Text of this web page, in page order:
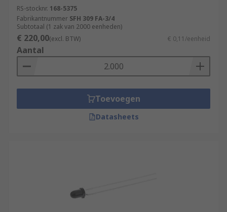
RS-stocknr. 168-5375
Fabrikantnummer SFH 309 FA-3/4
Subtotaal (1 zak van 2000 eenheden)
€ 220,00(excl. BTW) € 0,11/eenheid
Aantal
Toevoegen
Datasheets